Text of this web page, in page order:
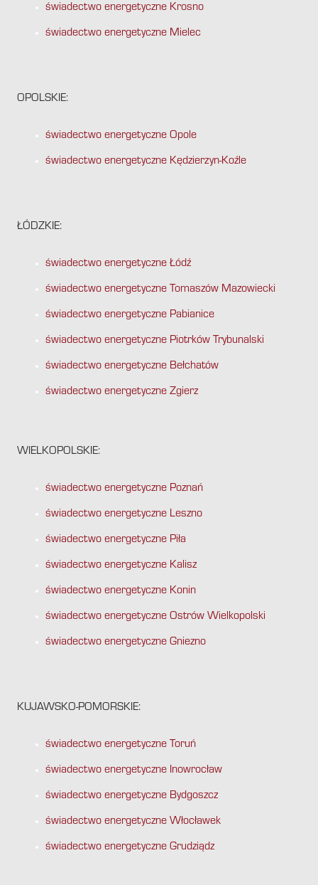
świadectwo energetyczne Krosno
świadectwo energetyczne Mielec
OPOLSKIE:
świadectwo energetyczne Opole
świadectwo energetyczne Kędzierzyn-Koźle
ŁÓDZKIE:
świadectwo energetyczne Łódź
świadectwo energetyczne Tomaszów Mazowiecki
świadectwo energetyczne Pabianice
świadectwo energetyczne Piotrków Trybunalski
świadectwo energetyczne Bełchatów
świadectwo energetyczne Zgierz
WIELKOPOLSKIE:
świadectwo energetyczne Poznań
świadectwo energetyczne Leszno
świadectwo energetyczne Piła
świadectwo energetyczne Kalisz
świadectwo energetyczne Konin
świadectwo energetyczne Ostrów Wielkopolski
świadectwo energetyczne Gniezno
KUJAWSKO-POMORSKIE:
świadectwo energetyczne Toruń
świadectwo energetyczne Inowrocław
świadectwo energetyczne Bydgoszcz
świadectwo energetyczne Włocławek
świadectwo energetyczne Grudziądz